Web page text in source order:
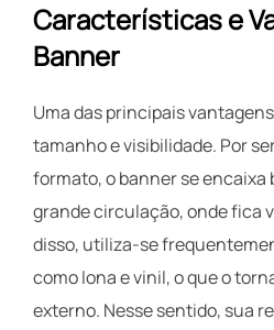
Características e
Banner
Uma das principais
tamanho e visibilidade. Por
formato, o banner se encaixa
grande circulação, onde fica
disso, utiliza-se
como lona e vinil, o que o
externo. Nesse sentido, sua